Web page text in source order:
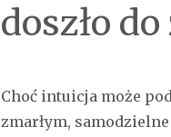
doszło
Choć intuicja może
zmarłym,